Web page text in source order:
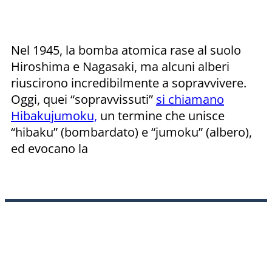
Nel 1945, la bomba atomica rase al suolo
Hiroshima e Nagasaki, ma alcuni alberi
riuscirono incredibilmente a sopravvivere.
Oggi, quei “sopravvissuti” si chiamano
Hibakujumoku, un termine che unisce
“hibaku” (bombardato) e “jumoku” (albero),
ed evocano la